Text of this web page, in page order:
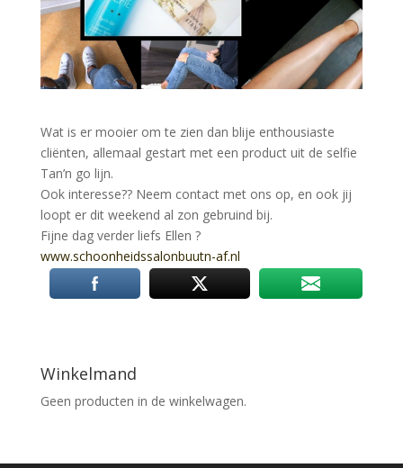
Wat is er mooier om te zien dan blije enthousiaste
cliënten, allemaal gestart met een product uit de selfie
Tan’n go lijn.
Ook interesse?? Neem contact met ons op, en ook jij
loopt er dit weekend al zon gebruind bij.
Fijne dag verder liefs Ellen ?
www.schoonheidssalonbuutn-af.nl
Winkelmand
Geen producten in de winkelwagen.